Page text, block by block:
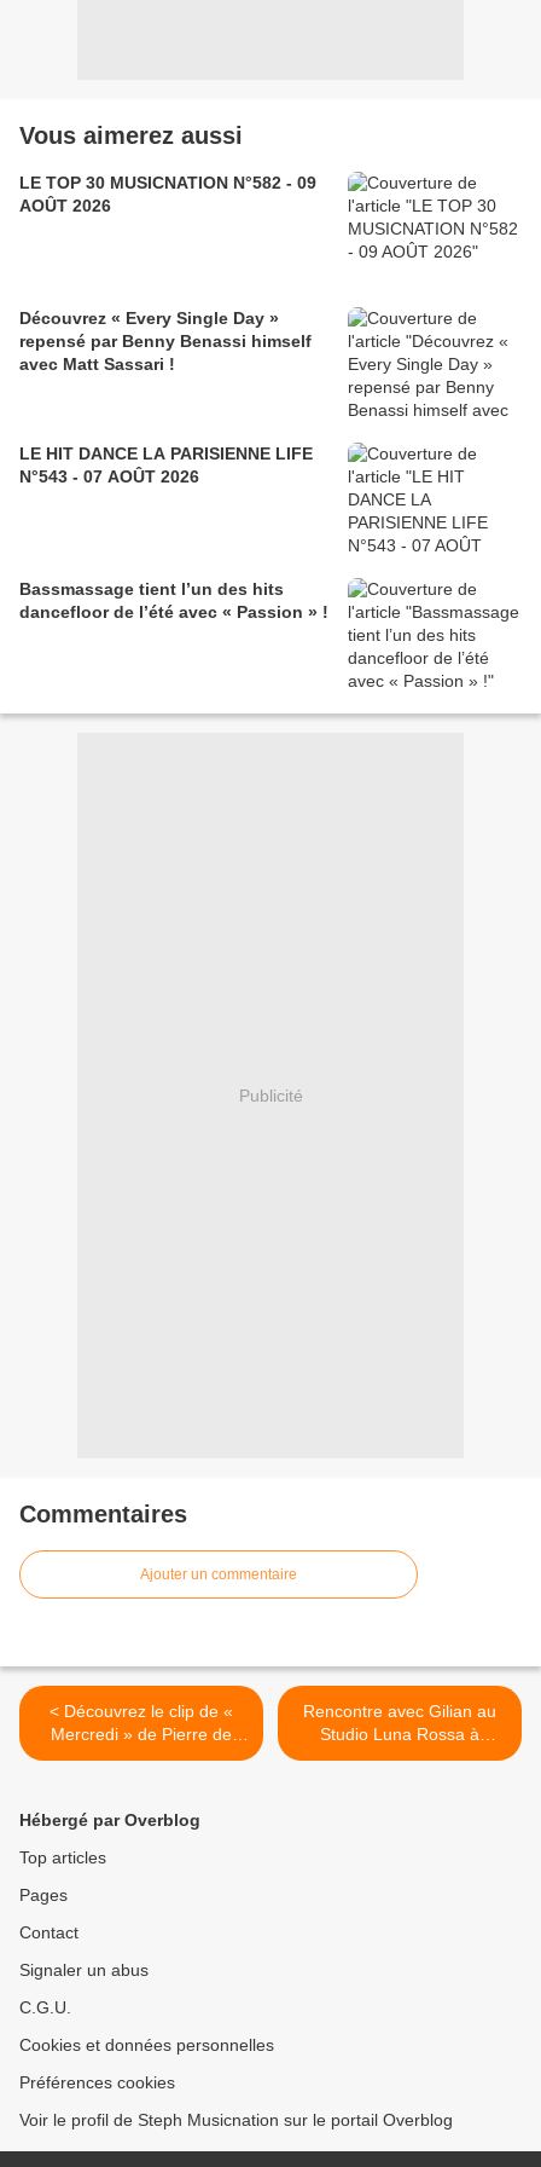
Vous aimerez aussi
LE TOP 30 MUSICNATION N°582 - 09
AOÛT 2026
Découvrez « Every Single Day »
repensé par Benny Benassi himself
avec Matt Sassari !
LE HIT DANCE LA PARISIENNE LIFE
N°543 - 07 AOÛT 2026
Bassmassage tient l’un des hits
dancefloor de l’été avec « Passion » !
Publicité
Commentaires
Ajouter un commentaire
< Découvrez le clip de «
Mercredi » de Pierre de
Maere !
Rencontre avec Gilian au
Studio Luna Rossa à
l’occasion de la parution de
Hébergé par Overblog
Top articles
Pages
Contact
Signaler un abus
C.G.U.
Cookies et données personnelles
Préférences cookies
Voir le profil de Steph Musicnation sur le portail Overblog